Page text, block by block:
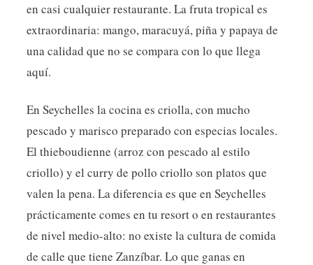
en casi cualquier restaurante. La fruta tropical es
extraordinaria: mango, maracuyá, piña y papaya de
una calidad que no se compara con lo que llega
aquí.
En Seychelles la cocina es criolla, con mucho
pescado y marisco preparado con especias locales.
El thieboudienne (arroz con pescado al estilo
criollo) y el curry de pollo criollo son platos que
valen la pena. La diferencia es que en Seychelles
prácticamente comes en tu resort o en restaurantes
de nivel medio-alto: no existe la cultura de comida
de calle que tiene Zanzíbar. Lo que ganas en